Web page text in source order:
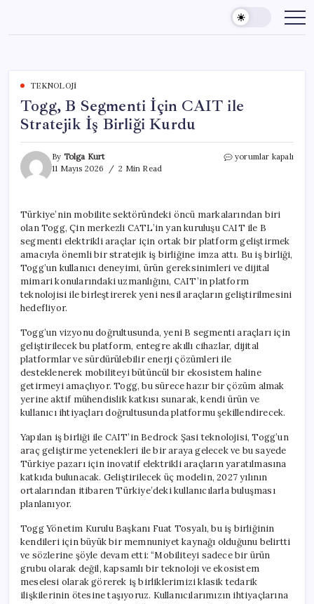
content
TEKNOLOJI
Togg, B Segmenti İçin CAIT ile
Stratejik İş Birliği Kurdu
By Tolga Kurt
11 Mayıs 2026
2 Min Read
Togg,
ile
Stratejik
İş
Birliği
Kurdu
yorumlar kapalı
Türkiye’nin mobilite sektöründeki öncü markalarından biri
olan Togg, Çin merkezli CATL’in yan kuruluşu CAIT ile B
segmenti elektrikli araçlar için ortak bir platform geliştirmek
amacıyla önemli bir stratejik iş birliğine imza attı. Bu iş birliği,
Togg’un kullanıcı deneyimi, ürün gereksinimleri ve dijital
mimari konularındaki uzmanlığını, CAIT’in platform
teknolojisi ile birleştirerek yeni nesil araçların geliştirilmesini
hedefliyor.
Togg’un vizyonu doğrultusunda, yeni B segmenti araçları için
geliştirilecek bu platform, entegre akıllı cihazlar, dijital
platformlar ve sürdürülebilir enerji çözümleri ile
desteklenerek mobiliteyi bütüncül bir ekosistem haline
getirmeyi amaçlıyor. Togg, bu sürece hazır bir çözüm almak
yerine aktif mühendislik katkısı sunarak, kendi ürün ve
kullanıcı ihtiyaçları doğrultusunda platformu şekillendirecek.
Yapılan iş birliği ile CAIT’in Bedrock Şasi teknolojisi, Togg’un
araç geliştirme yetenekleri ile bir araya gelecek ve bu sayede
Türkiye pazarı için inovatif elektrikli araçların yaratılmasına
katkıda bulunacak. Geliştirilecek üç modelin, 2027 yılının
ortalarından itibaren Türkiye’deki kullanıcılarla buluşması
planlanıyor.
Togg Yönetim Kurulu Başkanı Fuat Tosyalı, bu iş birliğinin
kendileri için büyük bir memnuniyet kaynağı olduğunu belirtti
ve sözlerine şöyle devam etti: “Mobiliteyi sadece bir ürün
grubu olarak değil, kapsamlı bir teknoloji ve ekosistem
meselesi olarak görerek iş birliklerimizi klasik tedarik
ilişkilerinin ötesine taşıyoruz. Kullanıcılarımızın ihtiyaçlarına